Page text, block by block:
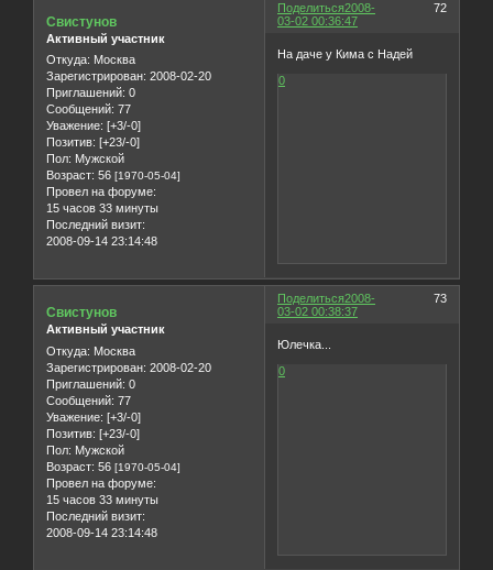
Поделиться 72
2008-
03-02 00:36:47
Свистунов
Активный участник
Откуда: Москва
Зарегистрирован: 2008-02-20
Приглашений: 0
Сообщений: 77
Уважение: [+3/-0]
Позитив: [+23/-0]
Пол: Мужской
Возраст: 56 [1970-05-04]
Провел на форуме:
15 часов 33 минуты
Последний визит:
2008-09-14 23:14:48
На даче у Кима с Надей
0
Поделиться 73
2008-
03-02 00:38:37
Свистунов
Активный участник
Откуда: Москва
Зарегистрирован: 2008-02-20
Приглашений: 0
Сообщений: 77
Уважение: [+3/-0]
Позитив: [+23/-0]
Пол: Мужской
Возраст: 56 [1970-05-04]
Провел на форуме:
15 часов 33 минуты
Последний визит:
2008-09-14 23:14:48
Юлечка...
0